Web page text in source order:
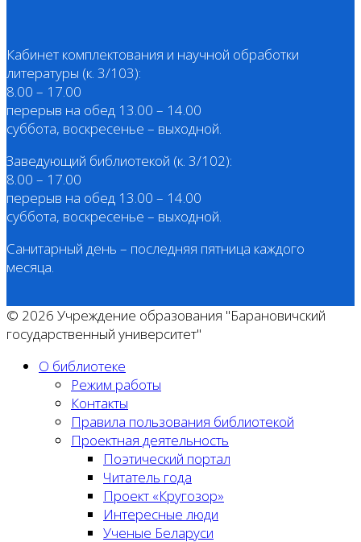
Кабинет комплектования и научной обработки
литературы (к. 3/103):
8.00 – 17.00
перерыв на обед 13.00 – 14.00
суббота, воскресенье – выходной.
Заведующий библиотекой (к. 3/102):
8.00 – 17.00
перерыв на обед 13.00 – 14.00
суббота, воскресенье – выходной.
Санитарный день – последняя пятница каждого
месяца.
© 2026 Учреждение образования "Барановичский
государственный университет"
О библиотеке
Режим работы
Контакты
Правила пользования библиотекой
Проектная деятельность
Поэтический портал
Читатель года
Проект «Кругозор»
Интересные люди
Ученые Беларуси